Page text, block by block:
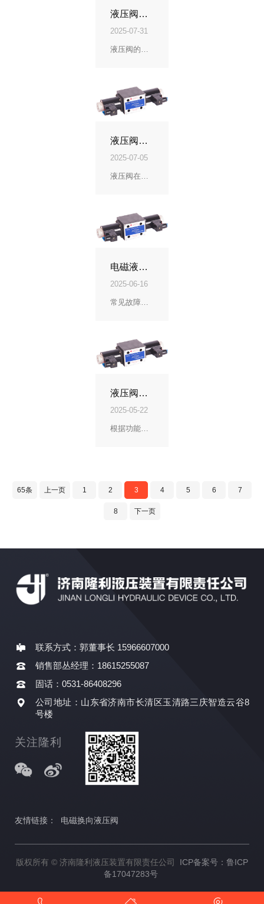
液压阀的选型及维护
2025-07-31
液压阀的选型要点工况需求：压力等级、流量匹配环境温度（-20℃~80℃）阀体材质：铸铁（低成本）不锈钢（耐腐蚀）控制方式：手动、电磁、电液比例品牌与可靠性：常见故障与维护阀芯卡滞：油液污染导致，需更换滤芯（精度≤10μm）内泄漏：密封件磨损，检查O型圈响应迟缓：电磁铁老化或电压不稳异常噪音：气蚀或压力脉动
液压阀在工程机械中的核心作用
2025-07-05
电磁液压换向阀故障检修方法详解
2025-06-16
常见故障现象及原因分析 阀芯卡滞： 油液污染导致阀芯运动受阻 阀体内部有机械损伤 油温过高导致阀体变形
液压阀厂家：液压阀的主要类型
2025-05-22
根据功能不同，液压阀可分为三大类： 1 液压阀厂家：方向控制阀 功能：控制油液流动方向，实现执行
65条 上一页 1 2 3 4 5 6 7
8 下一页
联系方式：郭董事长 15966607000
销售部丛经理：18615255087
固话：0531-86408296
公司地址：山东省济南市长清区玉清路三庆智造云谷8
号楼
关注隆利
友情链接： 电磁换向液压阀
版权所有 © 济南隆利液压装置有限责任公司
ICP备案号：鲁ICP
备17047283号